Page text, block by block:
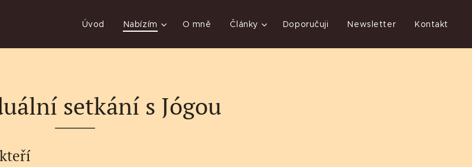
Úvod Nabízím O mně Články Doporučuji Newsletter Kontakt
setkání s Jógou